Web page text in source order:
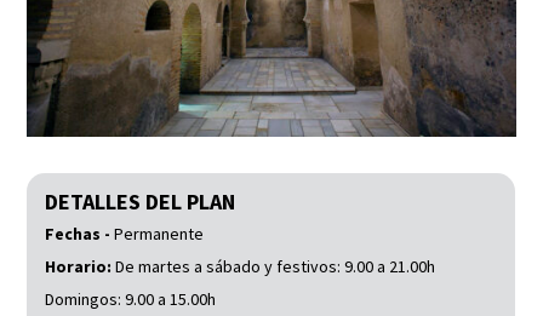
DETALLES DEL PLAN
Fechas -Permanente
Horario:De martes a sábado y festivos: 9.00 a 21.00h
Domingos: 9.00 a 15.00h